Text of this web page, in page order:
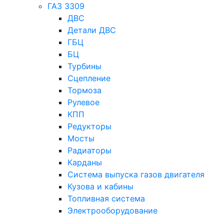
ГАЗ 3309
ДВС
Детали ДВС
ГБЦ
БЦ
Турбины
Сцепление
Тормоза
Рулевое
КПП
Редукторы
Мосты
Радиаторы
Карданы
Система выпуска газов двигателя
Кузова и кабины
Топливная система
Электрооборудование